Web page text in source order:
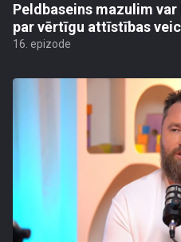
Peldbaseins mazulim
par vērtīgu attīstības
16. epizode